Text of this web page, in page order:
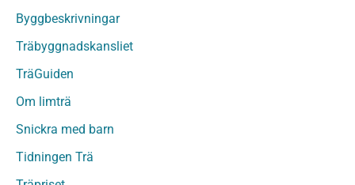
Träpanel och Utvändig beklädnad Behandlat
Träpanel och utvändig beklädnad Obehandlat
Trägolv
Sågat virke
Sågat virke Behandlat
Byggbeskrivningar
Träbyggnadskansliet
TräGuiden
Om limträ
Snickra med barn
Tidningen Trä